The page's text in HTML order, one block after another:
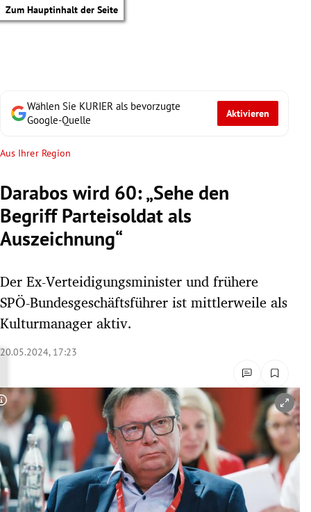
Zum Hauptinhalt der Seite
Untermenü
Untermenü
Untermenü
Untermenü
Untermenü
Untermenü
Untermenü
Wählen Sie KURIER als bevorzugte
Google-Quelle
Aktivieren
Aus Ihrer Region
Darabos wird 60: „Sehe den
Begriff Parteisoldat als
Auszeichnung“
Der Ex-Verteidigungsminister und frühere
SPÖ-Bundesgeschäftsführer ist mittlerweile als
Kulturmanager aktiv.
20.05.2024, 17:23
Copyright-Hinweis öffnen/schließen